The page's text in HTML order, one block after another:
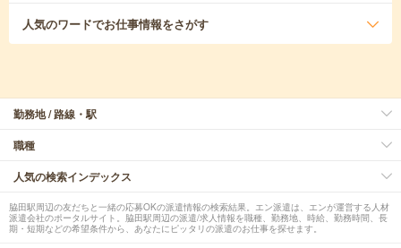
人気のワードでお仕事情報をさがす
勤務地 / 路線・駅
職種
人気の検索インデックス
脇田駅周辺の友だちと一緒の応募OKの派遣情報の検索結果。エン派遣は、エンが運営する人材
派遣会社のポータルサイト。脇田駅周辺の派遣/求人情報を職種、勤務地、時給、勤務時間、長
期・短期などの希望条件から、あなたにピッタリの派遣のお仕事を探せます。